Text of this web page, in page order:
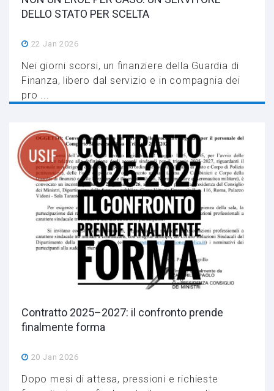
DELLO STATO PER SCELTA
22 Jan 2026
Nei giorni scorsi, un finanziere della Guardia di
Finanza, libero dal servizio e in compagnia dei
pro ...
Contratto 2025–2027: il confronto prende
finalmente forma
20 Jan 2026
Dopo mesi di attesa, pressioni e richieste